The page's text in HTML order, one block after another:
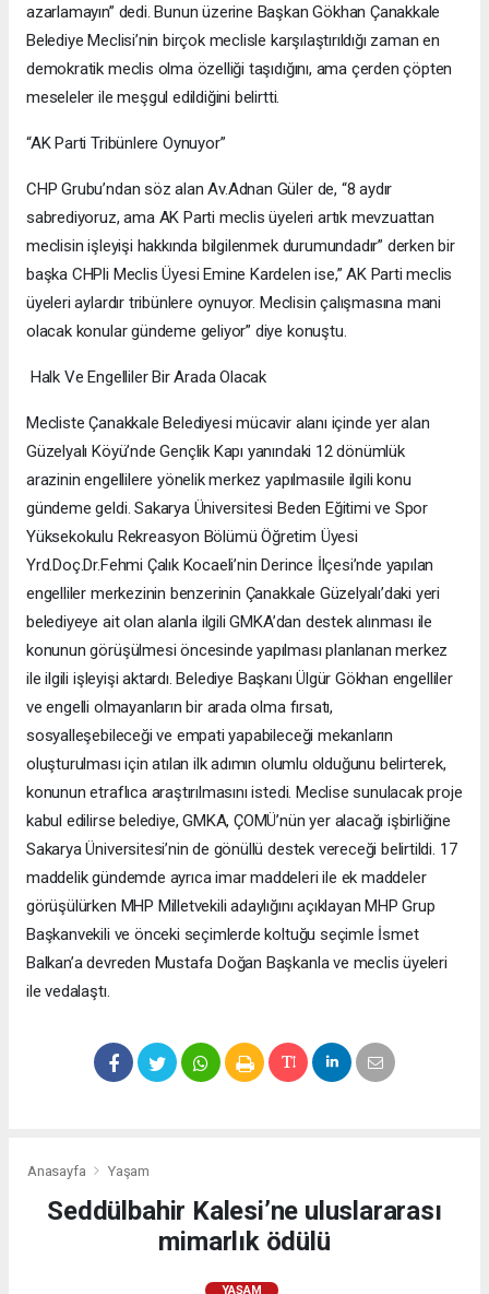
azarlamayın” dedi. Bunun üzerine Başkan Gökhan Çanakkale
Belediye Meclisi’nin birçok meclisle karşılaştırıldığı zaman en
demokratik meclis olma özelliği taşıdığını, ama çerden çöpten
meseleler ile meşgul edildiğini belirtti.
“AK Parti Tribünlere Oynuyor”
CHP Grubu’ndan söz alan Av.Adnan Güler de, “8 aydır
sabrediyoruz, ama AK Parti meclis üyeleri artık mevzuattan
meclisin işleyişi hakkında bilgilenmek durumundadır” derken bir
başka CHPli Meclis Üyesi Emine Kardelen ise,” AK Parti meclis
üyeleri aylardır tribünlere oynuyor. Meclisin çalışmasına mani
olacak konular gündeme geliyor” diye konuştu.
Halk Ve Engelliler Bir Arada Olacak
Mecliste Çanakkale Belediyesi mücavir alanı içinde yer alan
Güzelyalı Köyü’nde Gençlik Kapı yanındaki 12 dönümlük
arazinin engellilere yönelik merkez yapılmasıile ilgili konu
gündeme geldi. Sakarya Üniversitesi Beden Eğitimi ve Spor
Yüksekokulu Rekreasyon Bölümü Öğretim Üyesi
Yrd.Doç.Dr.Fehmi Çalık Kocaeli’nin Derince İlçesi’nde yapılan
engelliler merkezinin benzerinin Çanakkale Güzelyalı’daki yeri
belediyeye ait olan alanla ilgili GMKA’dan destek alınması ile
konunun görüşülmesi öncesinde yapılması planlanan merkez
ile ilgili işleyişi aktardı. Belediye Başkanı Ülgür Gökhan engelliler
ve engelli olmayanların bir arada olma fırsatı,
sosyalleşebileceği ve empati yapabileceği mekanların
oluşturulması için atılan ilk adımın olumlu olduğunu belirterek,
konunun etraflıca araştırılmasını istedi. Meclise sunulacak proje
kabul edilirse belediye, GMKA, ÇOMÜ’nün yer alacağı işbirliğine
Sakarya Üniversitesi’nin de gönüllü destek vereceği belirtildi. 17
maddelik gündemde ayrıca imar maddeleri ile ek maddeler
görüşülürken MHP Milletvekili adaylığını açıklayan MHP Grup
Başkanvekili ve önceki seçimlerde koltuğu seçimle İsmet
Balkan’a devreden Mustafa Doğan Başkanla ve meclis üyeleri
ile vedalaştı.
Anasayfa Yaşam
Seddülbahir Kalesi’ne uluslararası
mimarlık ödülü
YAŞAM